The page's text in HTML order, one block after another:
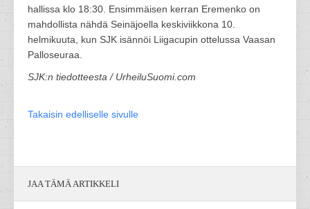
hallissa klo 18:30. Ensimmäisen kerran Eremenko on
mahdollista nähdä Seinäjoella keskiviikkona 10.
helmikuuta, kun SJK isännöi Liigacupin ottelussa Vaasan
Palloseuraa.
SJK:n tiedotteesta / UrheiluSuomi.com
Takaisin edelliselle sivulle
JAA TÄMÄ ARTIKKELI